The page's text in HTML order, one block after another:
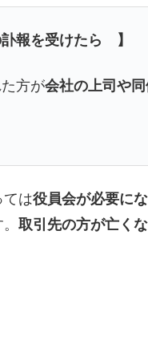
報を受けたら 】
方が会社の上司や
ては役員会が必要に
取引先の方が亡く